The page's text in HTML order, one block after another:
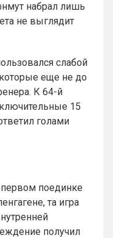
набрал лишь
не выглядит
слабой
еще не до
К 64-й
15
голами
поединке
та игра
получил